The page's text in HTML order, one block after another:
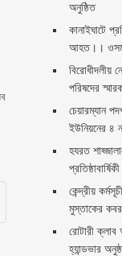
অনুষ্ঠিত
কানাইঘাটে
আহত।।
বিরোধীদলীয়
পরিষদের
চেয়ারম্যান
ইউনিয়নের ৪
হযরত
কেন্দ্রীয়
মুস্তাকের কবর
রোটারী ক্লাব
হ্যান্ডভার